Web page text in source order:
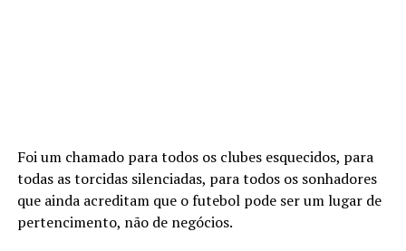
Foi um chamado para todos os clubes esquecidos, para
todas as torcidas silenciadas, para todos os sonhadores
que ainda acreditam que o futebol pode ser um lugar de
pertencimento, não de negócios.